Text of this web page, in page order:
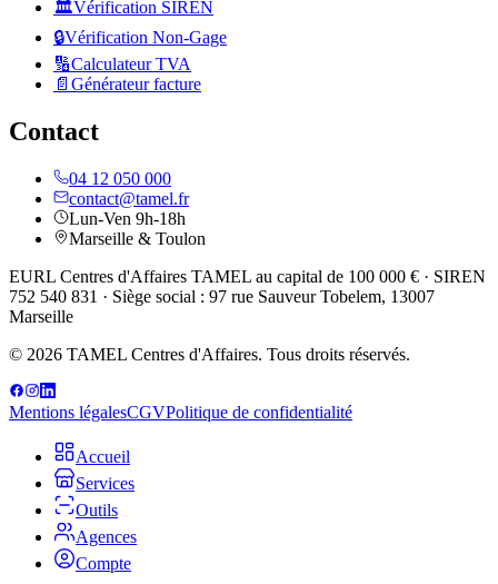
🏛️Vérification SIREN
🔒Vérification Non-Gage
🔢Calculateur TVA
📄 Générateur facture
Contact
04 12 050 000
contact@tamel.fr
Lun-Ven 9h-18h
Marseille & Toulon
EURL Centres d'Affaires TAMEL au capital de 100 000 € · SIREN
752 540 831 · Siège social : 97 rue Sauveur Tobelem, 13007
Marseille
© 2026 TAMEL Centres d'Affaires. Tous droits réservés.
Mentions légalesCGVPolitique de confidentialité
Accueil
Services
Outils
Agences
Compte